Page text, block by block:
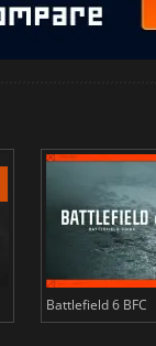
Battlefield 6 BFC